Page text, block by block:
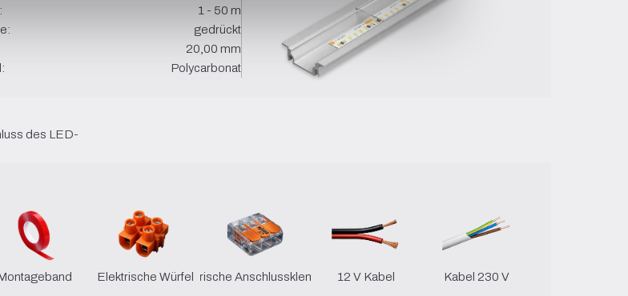
1 - 50 m
gedrückt
20,00 mm
Polycarbonat
des LED-
Elektrische WürfelElektrische Anschlussklemmen12 V Kabel Kabel 230 V